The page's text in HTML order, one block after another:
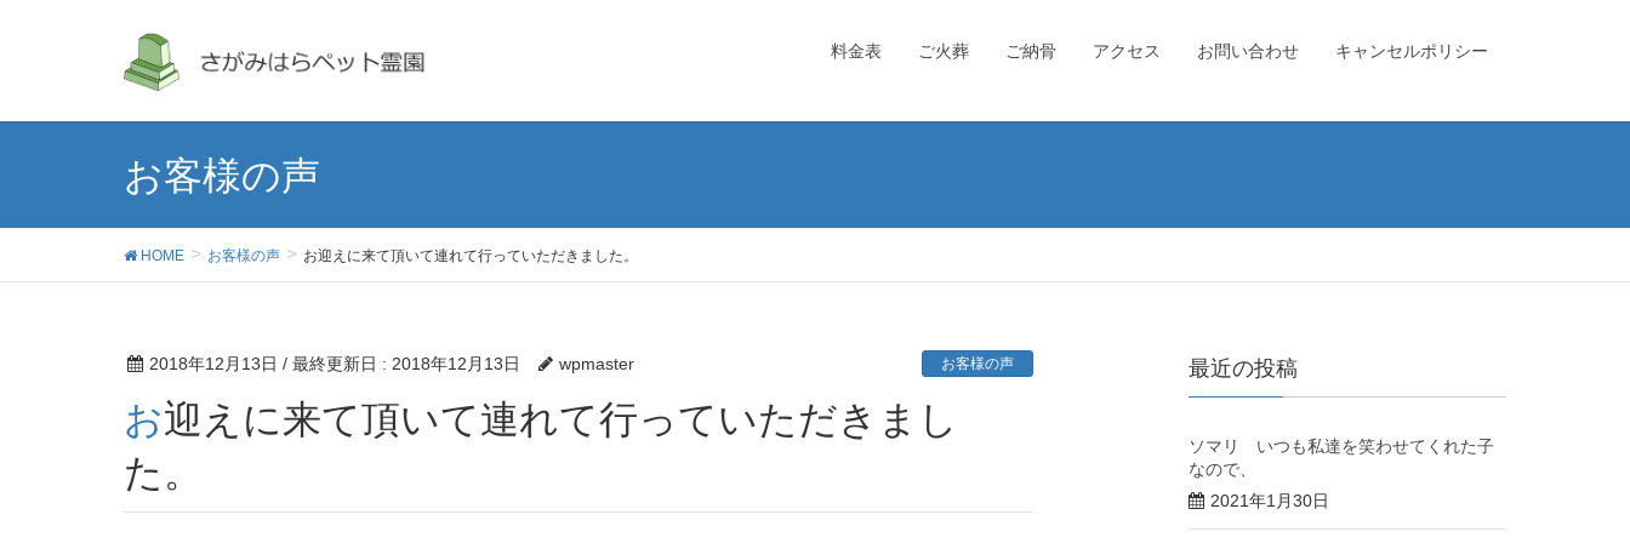
料金表 ご火葬 ご納骨 アクセス お問い合わせ キャンセルポリシー
お客様の声
HOME お客様の声 お迎えに来て頂いて連れて行っていただきました。
2018年12月13日 / 最終更新日 : 2018年12月13日 wpmaster お客様の声
お迎えに来て頂いて連れて行っていただきまし
た。
最近の投稿
ソマリ いつも私達を笑わせてくれた子
なので、
2021年1月30日